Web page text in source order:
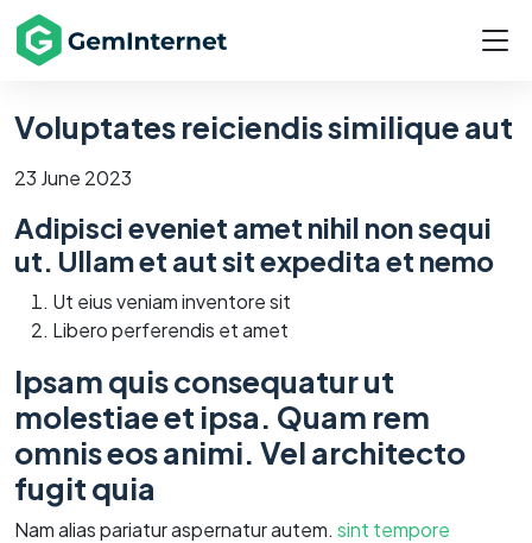
Voluptates reiciendis similique aut
23 June 2023
Adipisci eveniet amet nihil non sequi
ut. Ullam et aut sit expedita et nemo
Ut eius veniam inventore sit
Libero perferendis et amet
Ipsam quis consequatur ut
molestiae et ipsa. Quam rem
omnis eos animi. Vel architecto
fugit quia
Nam alias pariatur aspernatur autem. sint tempore